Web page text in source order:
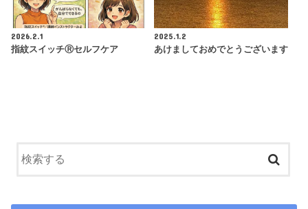
2026.2.1
指紋スイッチⓇセルフケア
2025.1.2
あけましておめでとうございます